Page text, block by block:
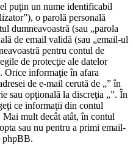
puţin un nume identificabil
o parolă personală
dumneavoastră (sau „parola
de email validă (sau „email-ul
pentru contul de
de protecţie ale datelor
Orice informaţie în afara
de e-mail cerută de „” în
sau opţională la discreţia „”. În
ce informaţii din contul
Mai mult decât atât, în contul
sau nu pentru a primi email-
phpBB.